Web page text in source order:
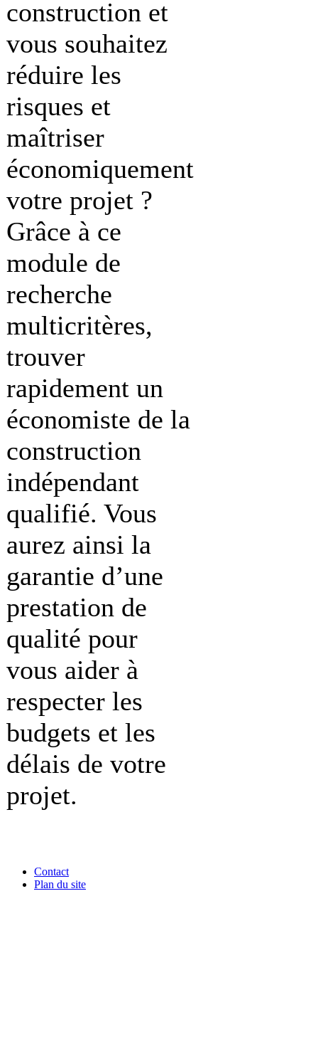
construction et
vous souhaitez
réduire les
risques et
maîtriser
économiquement
votre projet ?
Grâce à ce
module de
recherche
multicritères,
trouver
rapidement un
économiste de la
construction
indépendant
qualifié. Vous
aurez ainsi la
garantie d’une
prestation de
qualité pour
vous aider à
respecter les
budgets et les
délais de votre
projet.
Contact
Plan du site